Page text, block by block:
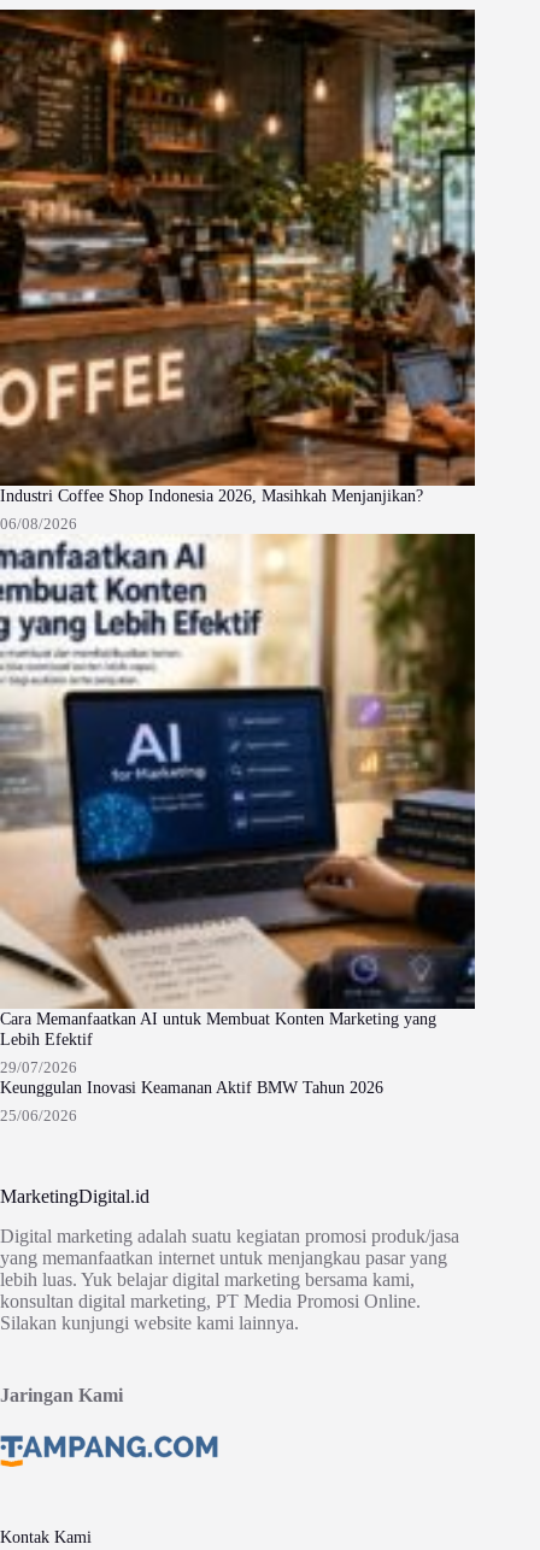
Industri Coffee Shop Indonesia 2026, Masihkah Menjanjikan?
06/08/2026
Cara Memanfaatkan AI untuk Membuat Konten Marketing yang
Lebih Efektif
29/07/2026
Keunggulan Inovasi Keamanan Aktif BMW Tahun 2026
25/06/2026
MarketingDigital.id
Digital marketing adalah suatu kegiatan promosi produk/jasa
yang memanfaatkan internet untuk menjangkau pasar yang
lebih luas. Yuk belajar digital marketing bersama kami,
konsultan digital marketing, PT Media Promosi Online.
Silakan kunjungi website kami lainnya.
Jaringan Kami
Kontak Kami